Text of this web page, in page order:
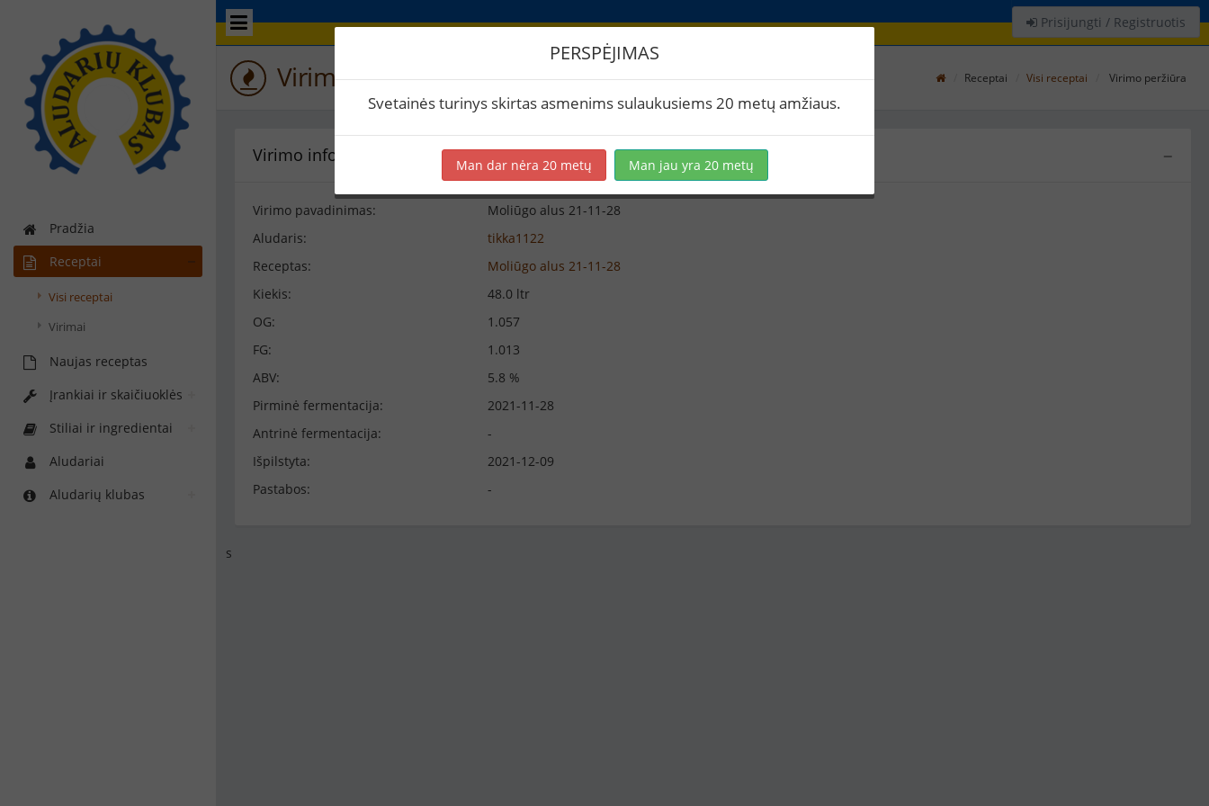
Pradžia
Receptai
Visi receptai
Virimai
Naujas receptas
Įrankiai ir skaičiuoklės
Stiliai ir ingredientai
Aludariai
Aludarių klubas
Prisijungti / Registruotis
Virimo peržiūra Receptai Visi receptai Virimo peržiūra
−
Virimo informacija
Virimo pavadinimas:
Moliūgo alus 21-11-28
Aludaris:
tikka1122
Receptas:
Moliūgo alus 21-11-28
Kiekis:
48.0 ltr
OG:
1.057
FG:
1.013
ABV:
5.8 %
Pirminė fermentacija:
2021-11-28
Antrinė fermentacija:
-
Išpilstyta:
2021-12-09
Pastabos:
-
s
PERSPĖJIMAS
Svetainės turinys skirtas asmenims sulaukusiems 20 metų amžiaus.
Man dar nėra 20 metų Man jau yra 20 metų